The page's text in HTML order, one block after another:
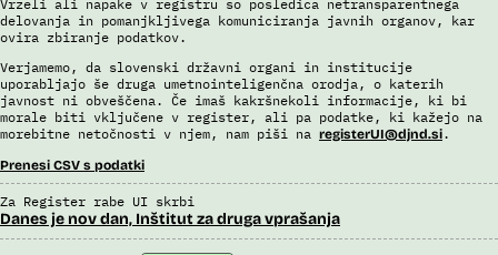
Vrzeli ali napake v registru so posledica netransparentnega
delovanja in pomanjkljivega komuniciranja javnih organov, kar
ovira zbiranje podatkov.
Verjamemo, da slovenski državni organi in institucije
uporabljajo še druga umetnointeligenčna orodja, o katerih
javnost ni obveščena. Če imaš kakršnekoli informacije, ki bi
morale biti vključene v register, ali pa podatke, ki kažejo na
morebitne netočnosti v njem, nam piši na registerUI@djnd.si.
Prenesi CSV s podatki
Za Register rabe UI skrbi
Danes je nov dan, Inštitut za druga vprašanja